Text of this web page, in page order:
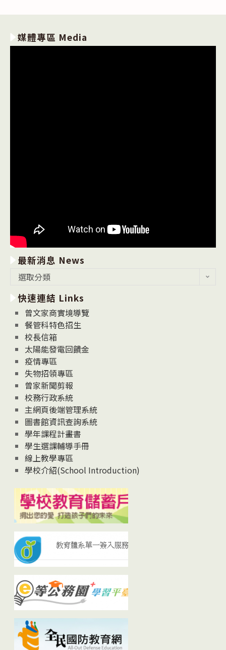
媒體專區 Media
最新消息 News
消
息
News
選取分類
快速連結 Links
曾文家商實境導覽
餐管科特色招生
校長信箱
太陽能發電回饋金
疫情專區
失物招領專區
曾家新聞剪報
校務行政系統
主網頁後端管理系統
圖書館資訊查詢系統
學年課程計畫書
學生選課輔導手冊
線上教學專區
學校介紹(School Introduction)